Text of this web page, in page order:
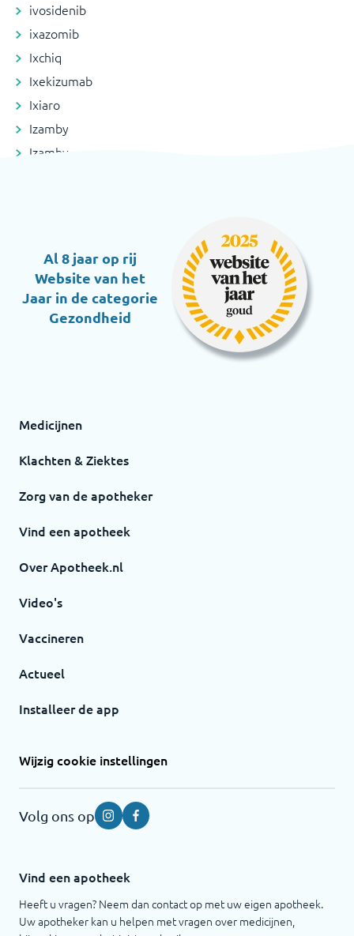
ivosidenib
ixazomib
Ixchiq
Ixekizumab
Ixiaro
Izamby
Izamby
Al 8 jaar op rij
Website van het
Jaar in de categorie
Gezondheid
Medicijnen
Klachten & Ziektes
Zorg van de apotheker
Vind een apotheek
Over Apotheek.nl
Video's
Vaccineren
Actueel
Installeer de app
Wijzig cookie instellingen
Volg ons op InstagramFacebook
Vind een apotheek
Heeft u vragen? Neem dan contact op met uw eigen apotheek.
Uw apotheker kan u helpen met vragen over medicijnen,